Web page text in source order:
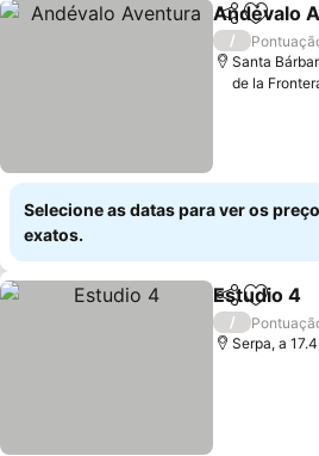
Partilhar
Andévalo
/
Santa
de la
Selecione as datas para ver os
exatos.
Partilhar
Estudio 4
/
Serpa, a